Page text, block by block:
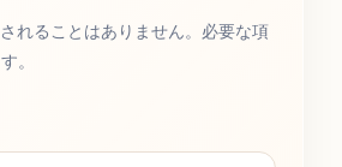
れることはありません。必要な項
。